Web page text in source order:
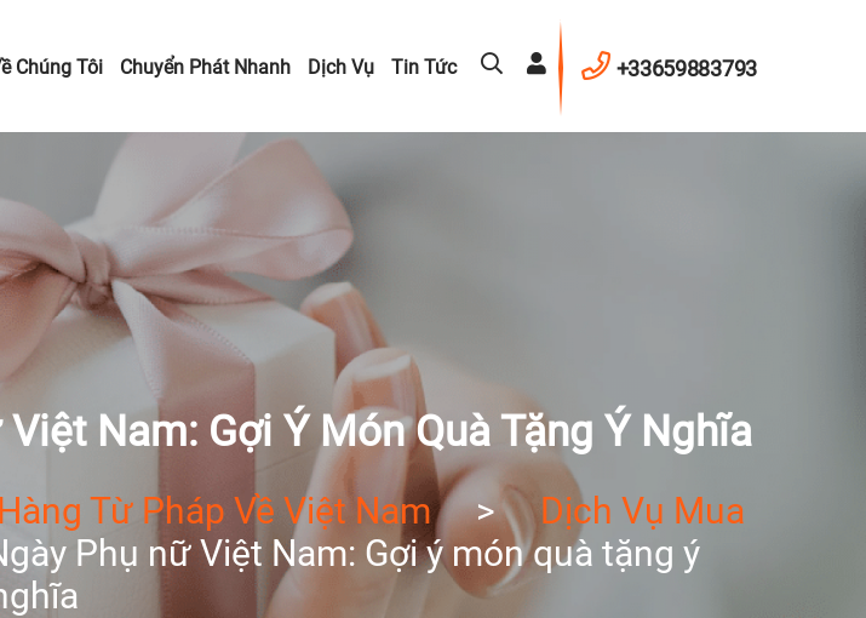
+33659883793
Chúng Tôi Chuyển Phát Nhanh Dịch Vụ Tin Tức
Nam: Gợi Ý Món Quà Tặng Ý Nghĩa
Từ Pháp Về Việt Nam >
Dịch Vụ Mua
Phụ nữ Việt Nam: Gợi ý món quà tặng ý